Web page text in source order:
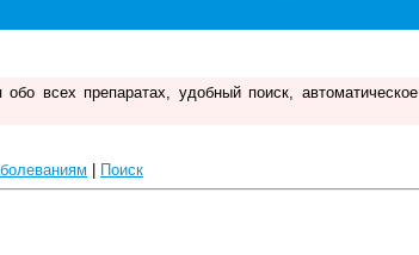
всех препаратах, удобный поиск, автоматическое
Поиск